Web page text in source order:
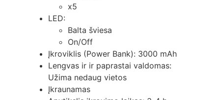
x5
LED:
Balta šviesa
On/Off
Įkroviklis (Power Bank): 3000 mAh
Lengvas ir ir paprastai valdomas:
Užima nedaug vietos
Įkraunamas